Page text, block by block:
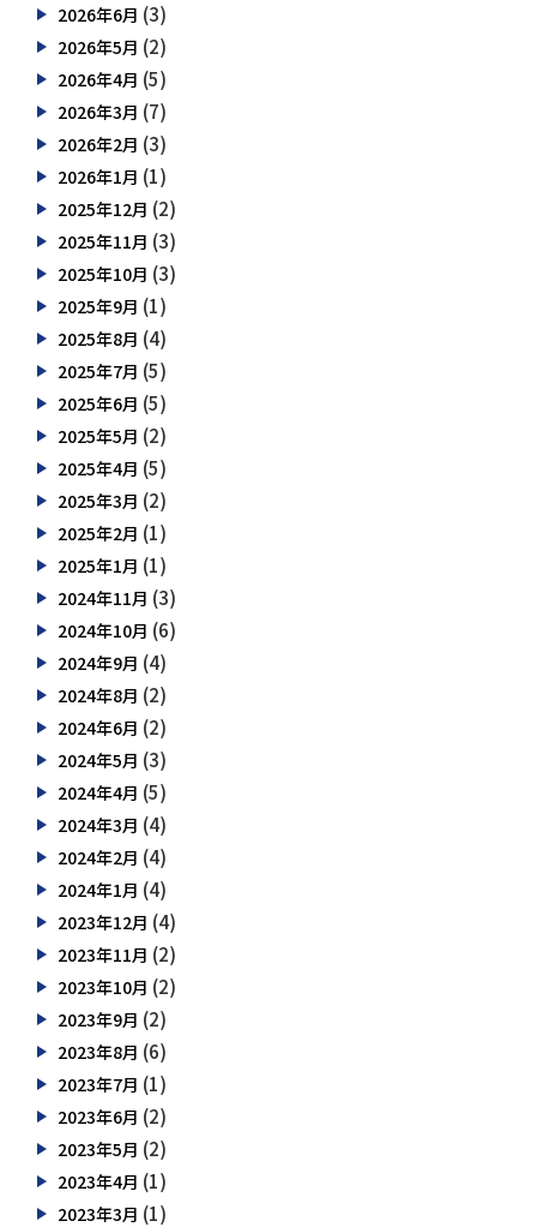
2026年6月 (3)
2026年5月 (2)
2026年4月 (5)
2026年3月 (7)
2026年2月 (3)
2026年1月 (1)
2025年12月 (2)
2025年11月 (3)
2025年10月 (3)
2025年9月 (1)
2025年8月 (4)
2025年7月 (5)
2025年6月 (5)
2025年5月 (2)
2025年4月 (5)
2025年3月 (2)
2025年2月 (1)
2025年1月 (1)
2024年11月 (3)
2024年10月 (6)
2024年9月 (4)
2024年8月 (2)
2024年6月 (2)
2024年5月 (3)
2024年4月 (5)
2024年3月 (4)
2024年2月 (4)
2024年1月 (4)
2023年12月 (4)
2023年11月 (2)
2023年10月 (2)
2023年9月 (2)
2023年8月 (6)
2023年7月 (1)
2023年6月 (2)
2023年5月 (2)
2023年4月 (1)
2023年3月 (1)